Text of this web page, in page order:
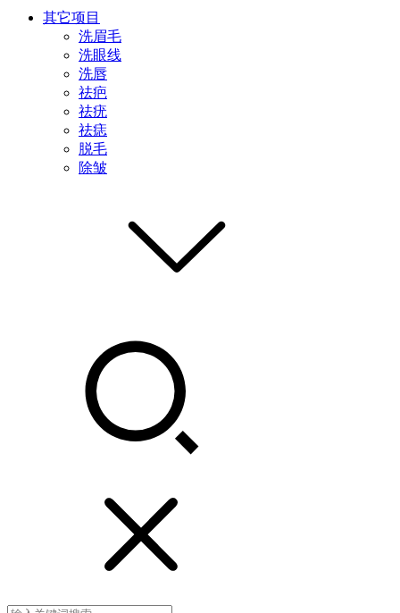
其它项目
洗眉毛
洗眼线
洗唇
祛疤
祛疣
祛痣
脱毛
除皱